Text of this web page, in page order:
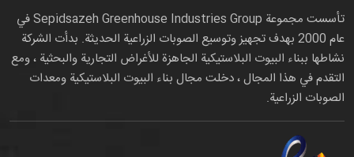
تأسست مجموعة Sepidsazeh Greenhouse Industries Group في
عام 2000 بهدف تجهيز وتوسيع الصوبات الزراعية الحديثة. بدأت الشركة
نشاطها ببناء البيوت البلاستيكية الجاهزة للأغراض التجارية والبحثية ، ومع
التقدم في هذا المجال ، دخلت مجال بناء البيوت البلاستيكية ومعدات
الصوبات الزراعية.